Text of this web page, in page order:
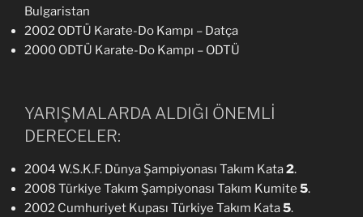
Bulgaristan
2002 ODTÜ Karate-Do Kampı – Datça
2000 ODTÜ Karate-Do Kampı – ODTÜ
YARIŞMALARDA ALDIĞI ÖNEMLİ
DERECELER:
2004 W.S.K.F. Dünya Şampiyonası Takım Kata2.
2008 Türkiye Takım Şampiyonası Takım Kumite 5.
2002 Cumhuriyet Kupası Türkiye Takım Kata5.